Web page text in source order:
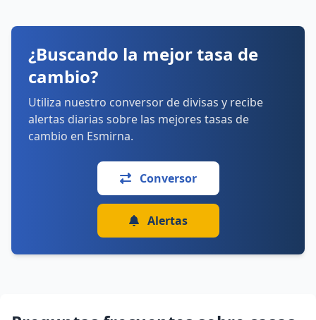
Cómo llegar Ver detalles
¿Buscando la mejor tasa de
cambio?
Utiliza nuestro conversor de divisas y recibe
alertas diarias sobre las mejores tasas de
cambio en Esmirna.
Conversor
Alertas